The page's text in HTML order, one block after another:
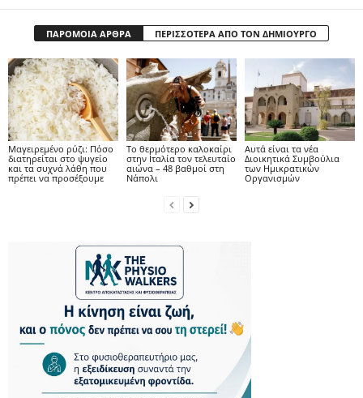
ΠΑΡΟΜΟΙΑ ΑΡΘΡΑ ΠΕΡΙΣΣΟΤΕΡΑ ΑΠΟ ΤΟΝ ΔΗΜΙΟΥΡΓΟ
Μαγειρεμένο ρύζι: Πόσο
διατηρείται στο ψυγείο
και τα συχνά λάθη που
πρέπει να προσέξουμε
Το θερμότερο καλοκαίρι
στην Ιταλία τον τελευταίο
αιώνα – 48 βαθμοί στη
Νάπολι
Αυτά είναι τα νέα
Διοικητικά Συμβούλια
των Ημικρατικών
Οργανισμών